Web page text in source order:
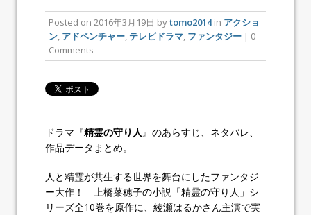
Posted on 2016年3月19日 bytomo2014in アクショ
ン, アドベンチャー, テレビドラマ, ファンタジー | 0
Comments
ドラマ『精霊の守り人』のあらすじ、ネタバレ、
作品データまとめ。
人と精霊が共生する世界を舞台にしたファンタジ
ー大作！ 上橋菜穂子の小説「精霊の守り人」シ
リーズ全10巻を原作に、綾瀬はるかさん主演で実